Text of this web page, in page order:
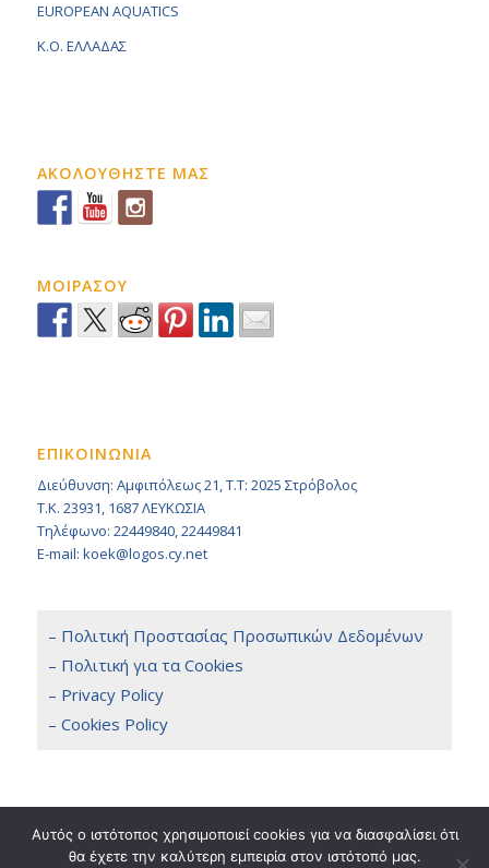
EUROPEAN AQUATICS
K.O. ΕΛΛΑΔΑΣ
ΑΚΟΛΟΥΘΗΣΤΕ ΜΑΣ
ΜΟΙΡΑΣΟΥ
ΕΠΙΚΟΙΝΩΝΙΑ
Διεύθυνση: Αμφιπόλεως 21, Τ.Τ: 2025 Στρόβολος
Τ.Κ. 23931, 1687 ΛΕΥΚΩΣΙΑ
Τηλέφωνο: 22449840, 22449841
E-mail: koek@logos.cy.net
– Πολιτική Προστασίας Προσωπικών Δεδομένων
– Πολιτική για τα Cookies
– Privacy Policy
– Cookies Policy
Αυτός ο ιστότοπος χρησιμοποιεί cookies για να διασφαλίσει ότι
θα έχετε την καλύτερη εμπειρία στον ιστότοπό μας.